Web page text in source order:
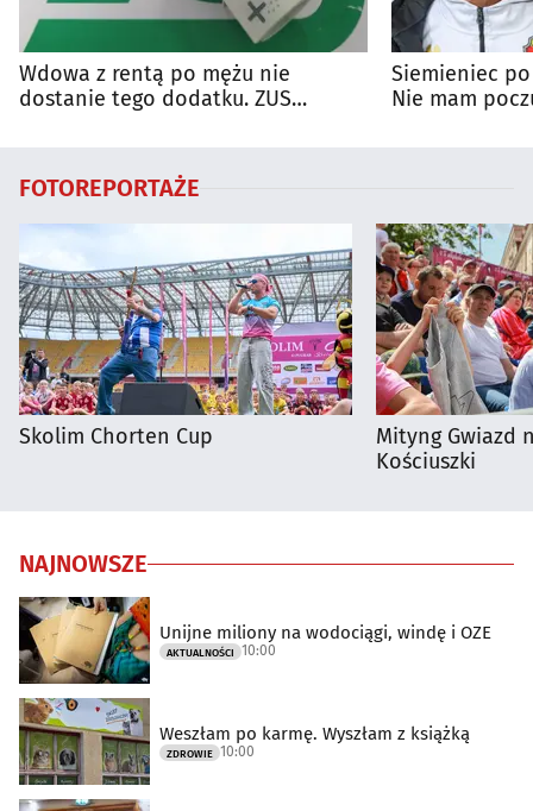
Wdowa z rentą po mężu nie
dostanie tego dodatku. ZUS
Siemieniec
Nie mam
FOTOREPORTAŻE
Skolim Chorten Cup
Mityng Gwiazd
Kościuszki
NAJNOWSZE
Unijne miliony na wodociągi, windę i OZE
AKTUALNOŚCI 10:00
Weszłam po karmę. Wyszłam z książką
ZDROWIE 10:00